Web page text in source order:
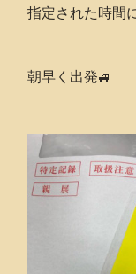
指定された時間
朝早く出発🚙